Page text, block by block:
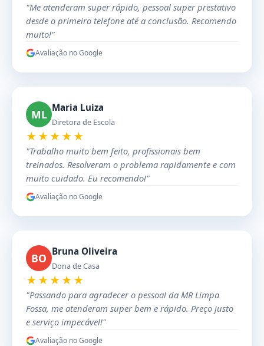
"Me atenderam super rápido, pessoal super prestativo
desde o primeiro telefone até a conclusão. Recomendo
muito!"
Avaliação no Google
ML Maria Luiza
Diretora de Escola
★★★★★
"Trabalho muito bem feito, profissionais bem
treinados. Resolveram o problema rapidamente e com
muito cuidado. Eu recomendo!"
Avaliação no Google
BO Bruna Oliveira
Dona de Casa
★★★★★
"Passando para agradecer o pessoal da MR Limpa
Fossa, me atenderam super bem e rápido. Preço justo
e serviço impecável!"
Avaliação no Google